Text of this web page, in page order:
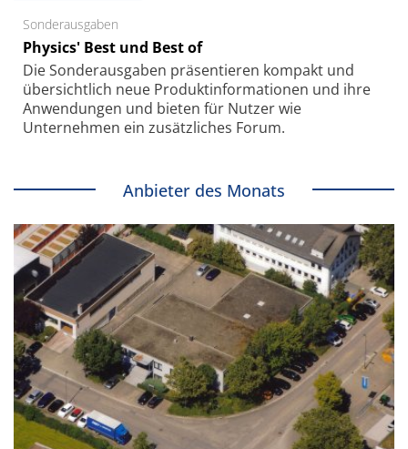
Sonderausgaben
Physics' Best und Best of
Die Sonder­ausgaben präsentieren kompakt und
übersichtlich neue Produkt­informationen und ihre
Anwendungen und bieten für Nutzer wie
Unternehmen ein zusätzliches Forum.
Anbieter des Monats